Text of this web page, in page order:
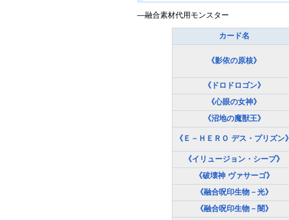
―融合素材代用モンスター
カード名
《影依の原核》
《ドロドロゴン》
《心眼の女神》
《沼地の魔獣王》
《Ｅ－ＨＥＲＯ デス・プリズン》
《イリュージョン・シープ》
《破壊神 ヴァサーゴ》
《融合呪印生物－光》
《融合呪印生物－闇》